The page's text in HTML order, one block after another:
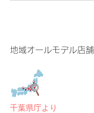
地域オールモデル店舗
千葉県庁より